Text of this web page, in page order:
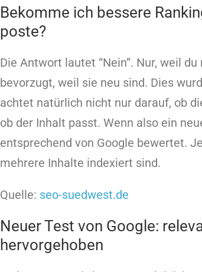
Bekomme ich bessere
poste?
Die Antwort lautet “Nein”. Nur, weil
bevorzugt, weil sie neu sind. Dies
achtet natürlich nicht nur darauf, ob
ob der Inhalt passt. Wenn also ein
entsprechend von Google bewertet.
mehrere Inhalte indexiert sind.
Quelle: seo-suedwest.de
Neuer Test von Google:
hervorgehoben